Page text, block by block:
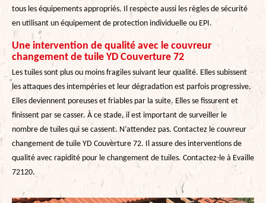
tous les équipements appropriés. Il respecte aussi les règles de sécurité
en utilisant un équipement de protection individuelle ou EPI.
Une intervention de qualité avec le couvreur
changement de tuile YD Couverture 72
Les tuiles sont plus ou moins fragiles suivant leur qualité. Elles subissent
les attaques des intempéries et leur dégradation est parfois progressive.
Elles deviennent poreuses et friables par la suite. Elles se fissurent et
finissent par se casser. À ce stade, il est important de surveiller le
nombre de tuiles qui se cassent. N’attendez pas. Contactez le couvreur
changement de tuile YD Couverture 72. Il assure des interventions de
qualité avec rapidité pour le changement de tuiles. Contactez-le à Evaille
72120.